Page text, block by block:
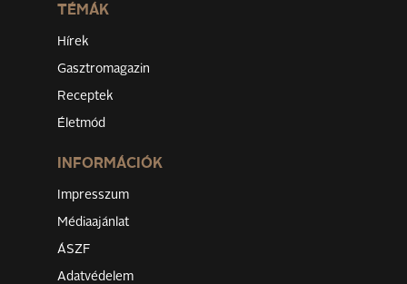
TÉMÁK
Hírek
Gasztromagazin
Receptek
Életmód
INFORMÁCIÓK
Impresszum
Médiaajánlat
ÁSZF
Adatvédelem